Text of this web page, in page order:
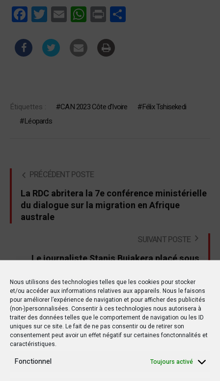
Nous utilisons des technologies telles que les cookies pour stocker
et/ou accéder aux informations relatives aux appareils. Nous le faisons
pour améliorer l’expérience de navigation et pour afficher des publicités
(non-)personnalisées. Consentir à ces technologies nous autorisera à
traiter des données telles que le comportement de navigation ou les ID
uniques sur ce site. Le fait de ne pas consentir ou de retirer son
consentement peut avoir un effet négatif sur certaines fonctonnalités et
caractéristiques.
Fonctionnel Toujours activé
FacebookTwitterEmail WhatsApp
Print
Étiquettes : CAN 2023 Côte d'Ivoire
Félix Tshisekedi
Léopards
PRÉCÉDENT POSTE
La RDC abritera la 7e conférence ministérielle
du dialogue sur la migration en Afrique
australe
SUIVANT POSTE
Le journaliste Stanis Bujakera placé sous
Autres postes
POLITIQUE